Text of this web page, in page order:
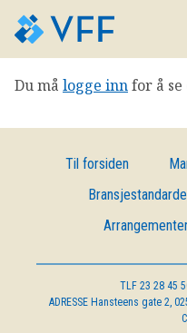
TIL FORSIDEN
MARKEDSSTATISTIKK
BRANSJENORMER
Du må logge innfor å se
Til forsiden
TLF 23 28 45
ADRESSE Hansteens gate 2,